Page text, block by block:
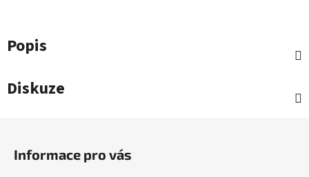
Popis
Diskuze
Informace pro vás